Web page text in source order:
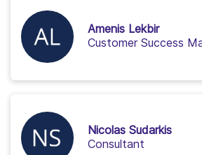
Amenis Lekbir
Customer Success
Nicolas Sudarkis
Consultant